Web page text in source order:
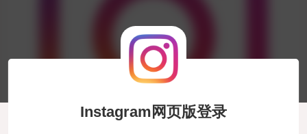
Instagram网页版登录